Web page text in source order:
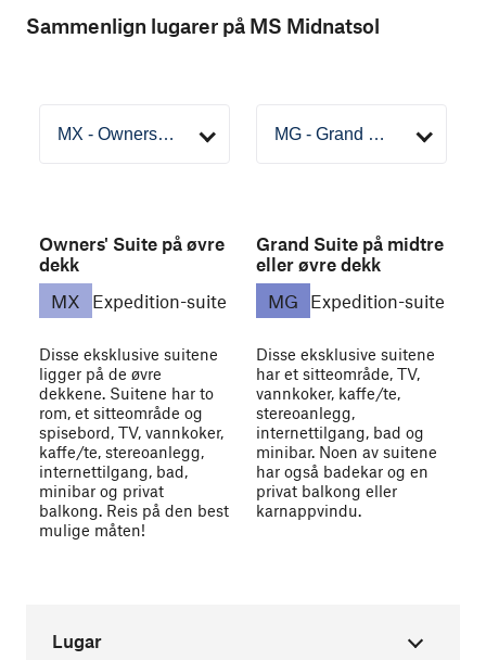
Sammenlign lugarer på MS Midnatsol
Owners' Suite på øvre
dekk
MX
Expedition-suite
Disse eksklusive suitene
ligger på de øvre
dekkene. Suitene har to
rom, et sitteområde og
spisebord, TV, vannkoker,
kaffe/te, stereoanlegg,
internettilgang, bad,
minibar og privat
balkong. Reis på den best
mulige måten!
Grand Suite på midtre
eller øvre dekk
MG
Expedition-suite
Disse eksklusive suitene
har et sitteområde, TV,
vannkoker, kaffe/te,
stereoanlegg,
internettilgang, bad og
minibar. Noen av suitene
har også badekar og en
privat balkong eller
karnappvindu.
Lugar